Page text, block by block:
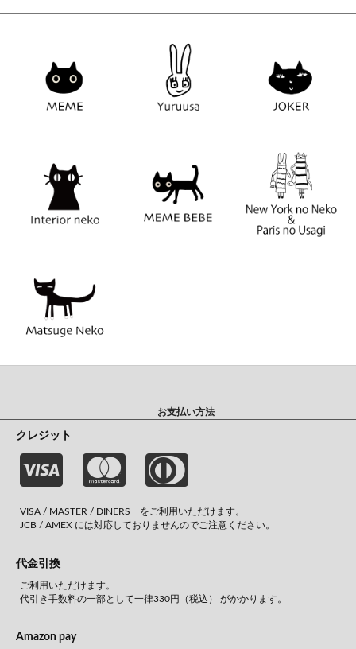
お支払い方法
クレジット
VISA / MASTER / DINERS をご利用いただけます。
JCB / AMEX には対応しておりませんのでご注意ください。
代金引換
ご利用いただけます。
代引き手数料の一部として一律330円（税込） がかかります。
Amazon pay